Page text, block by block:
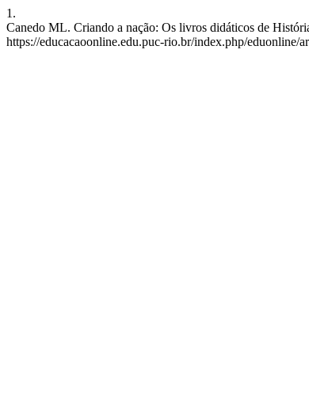
1.
Canedo ML. Criando a nação: Os livros didáticos de
https://educacaoonline.edu.puc-rio.br/index.php/eduonline/